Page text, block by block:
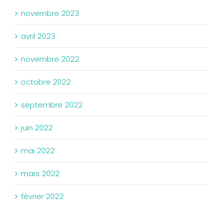
novembre 2023
avril 2023
novembre 2022
octobre 2022
septembre 2022
juin 2022
mai 2022
mars 2022
février 2022